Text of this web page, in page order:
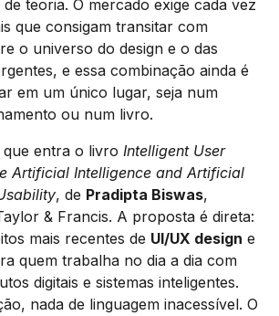
teoria. O mercado exige cada vez
que consigam transitar com
o universo do design e o das
e essa combinação ainda é
em um único lugar, seja num
ou num livro.
que entra o livro Intelligent User
Artificial Intelligence and Artificial
, de Pradipta Biswas,
& Francis. A proposta é direta:
mais recentes de UI/UX design e
quem trabalha no dia a dia com
digitais e sistemas inteligentes.
nada de linguagem inacessível. O